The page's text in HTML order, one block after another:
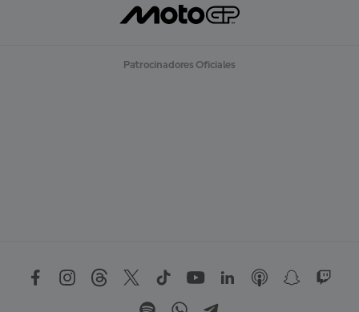
Patrocinadores Oficiales